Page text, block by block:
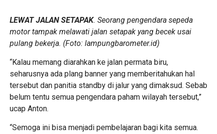
LEWAT JALAN SETAPAK. Seorang pengendara sepeda
motor tampak melawati jalan setapak yang becek usai
pulang bekerja. (Foto: lampungbarometer.id)
“Kalau memang diarahkan ke jalan permata biru,
seharusnya ada plang banner yang memberitahukan hal
tersebut dan panitia standby di jalur yang dimaksud. Sebab
belum tentu semua pengendara paham wilayah tersebut,”
ucap Anton.
“Semoga ini bisa menjadi pembelajaran bagi kita semua.